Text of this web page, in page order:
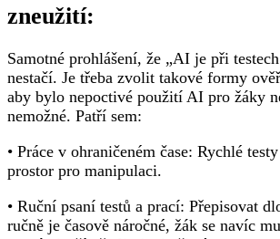
zneužití:
Samotné prohlášení, že „AI je při
nestačí. Je třeba zvolit takové formy
aby bylo nepoctivé použití AI pro žáky
nemožné. Patří sem:
• Práce v ohraničeném čase: Rychlé
prostor pro manipulaci.
• Ruční psaní testů a prací: Přepisovat
ručně je časově náročné, žák se navíc